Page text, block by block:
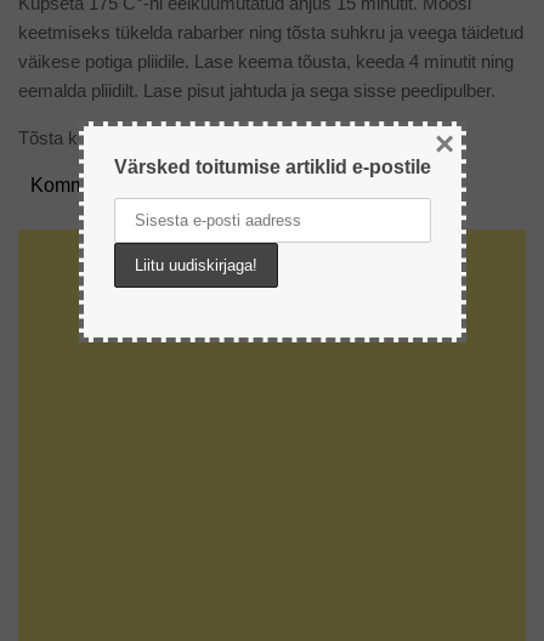
keetmiseks tükelda rabarber ning tõsta suhkru ja veega täidetud
väikese potiga pliidile. Lase keema tõusta, keeda 4 minutit ning
eemalda pliidilt. Lase pisut jahtuda ja sega sisse peedipulber.
Tõsta kook jahtuma ning söö rabarberi-peedimoosiga.
Kommentaarid:
Värsked toitumise artiklid e-postile
×